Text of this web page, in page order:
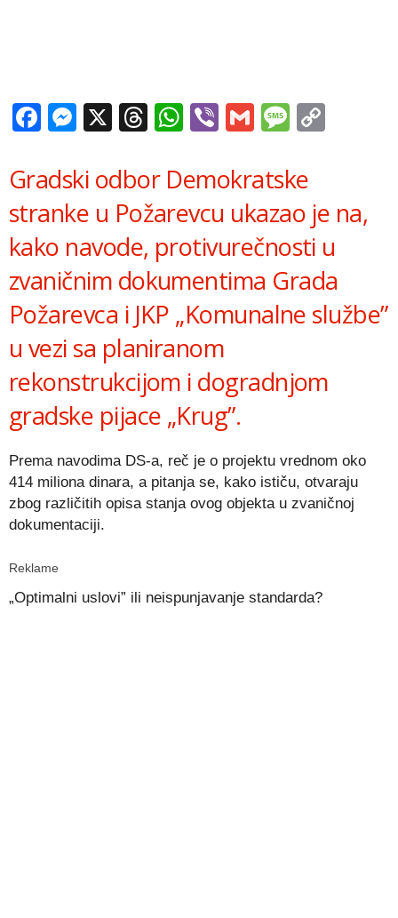
Facebook
Messenger
X Threads
WhatsApp
ViberGmail
Gradski odbor Demokratske
stranke u Požarevcu ukazao je na,
kako navode, protivurečnosti u
zvaničnim dokumentima Grada
Požarevca i JKP „Komunalne službe”
u vezi sa planiranom
rekonstrukcijom i dogradnjom
gradske pijace „Krug”.
Prema navodima DS-a, reč je o projektu vrednom oko
414 miliona dinara, a pitanja se, kako ističu, otvaraju
zbog različitih opisa stanja ovog objekta u zvaničnoj
dokumentaciji.
Reklame
„Optimalni uslovi” ili neispunjavanje standarda?